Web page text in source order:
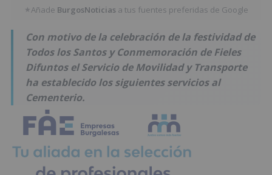
★Añade BurgosNoticias a tus fuentes preferidas de Google
Con motivo de la celebración de la festividad de
Todos los Santos y Conmemoración de Fieles
Difuntos el Servicio de Movilidad y Transporte
ha establecido los siguientes servicios al
Cementerio.